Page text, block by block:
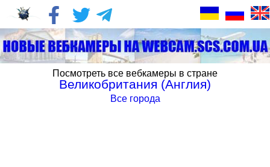
Посмотреть все вебкамеры в стране
Великобритания (Англия)
Все города